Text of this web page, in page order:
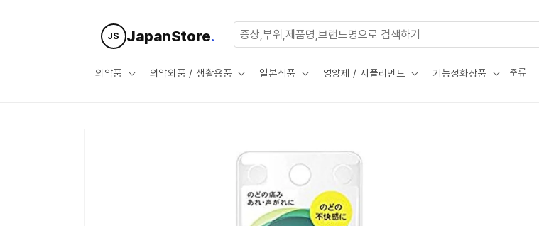
JS JapanStore.
의약품 의약외품 / 생활용품 일본식품 영양제 / 서플리먼트 기능성화장품 주류